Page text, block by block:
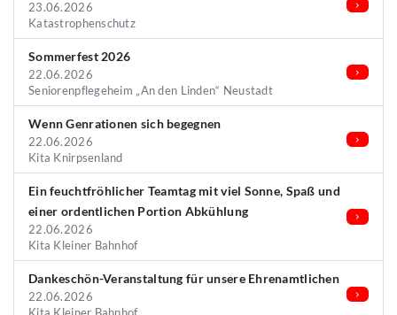
23.06.2026
Katastrophenschutz
Sommerfest 2026
22.06.2026
Seniorenpflegeheim „An den Linden“ Neustadt
Wenn Genrationen sich begegnen
22.06.2026
Kita Knirpsenland
Ein feuchtfröhlicher Teamtag mit viel Sonne, Spaß und
einer ordentlichen Portion Abkühlung
22.06.2026
Kita Kleiner Bahnhof
Dankeschön-Veranstaltung für unsere Ehrenamtlichen
22.06.2026